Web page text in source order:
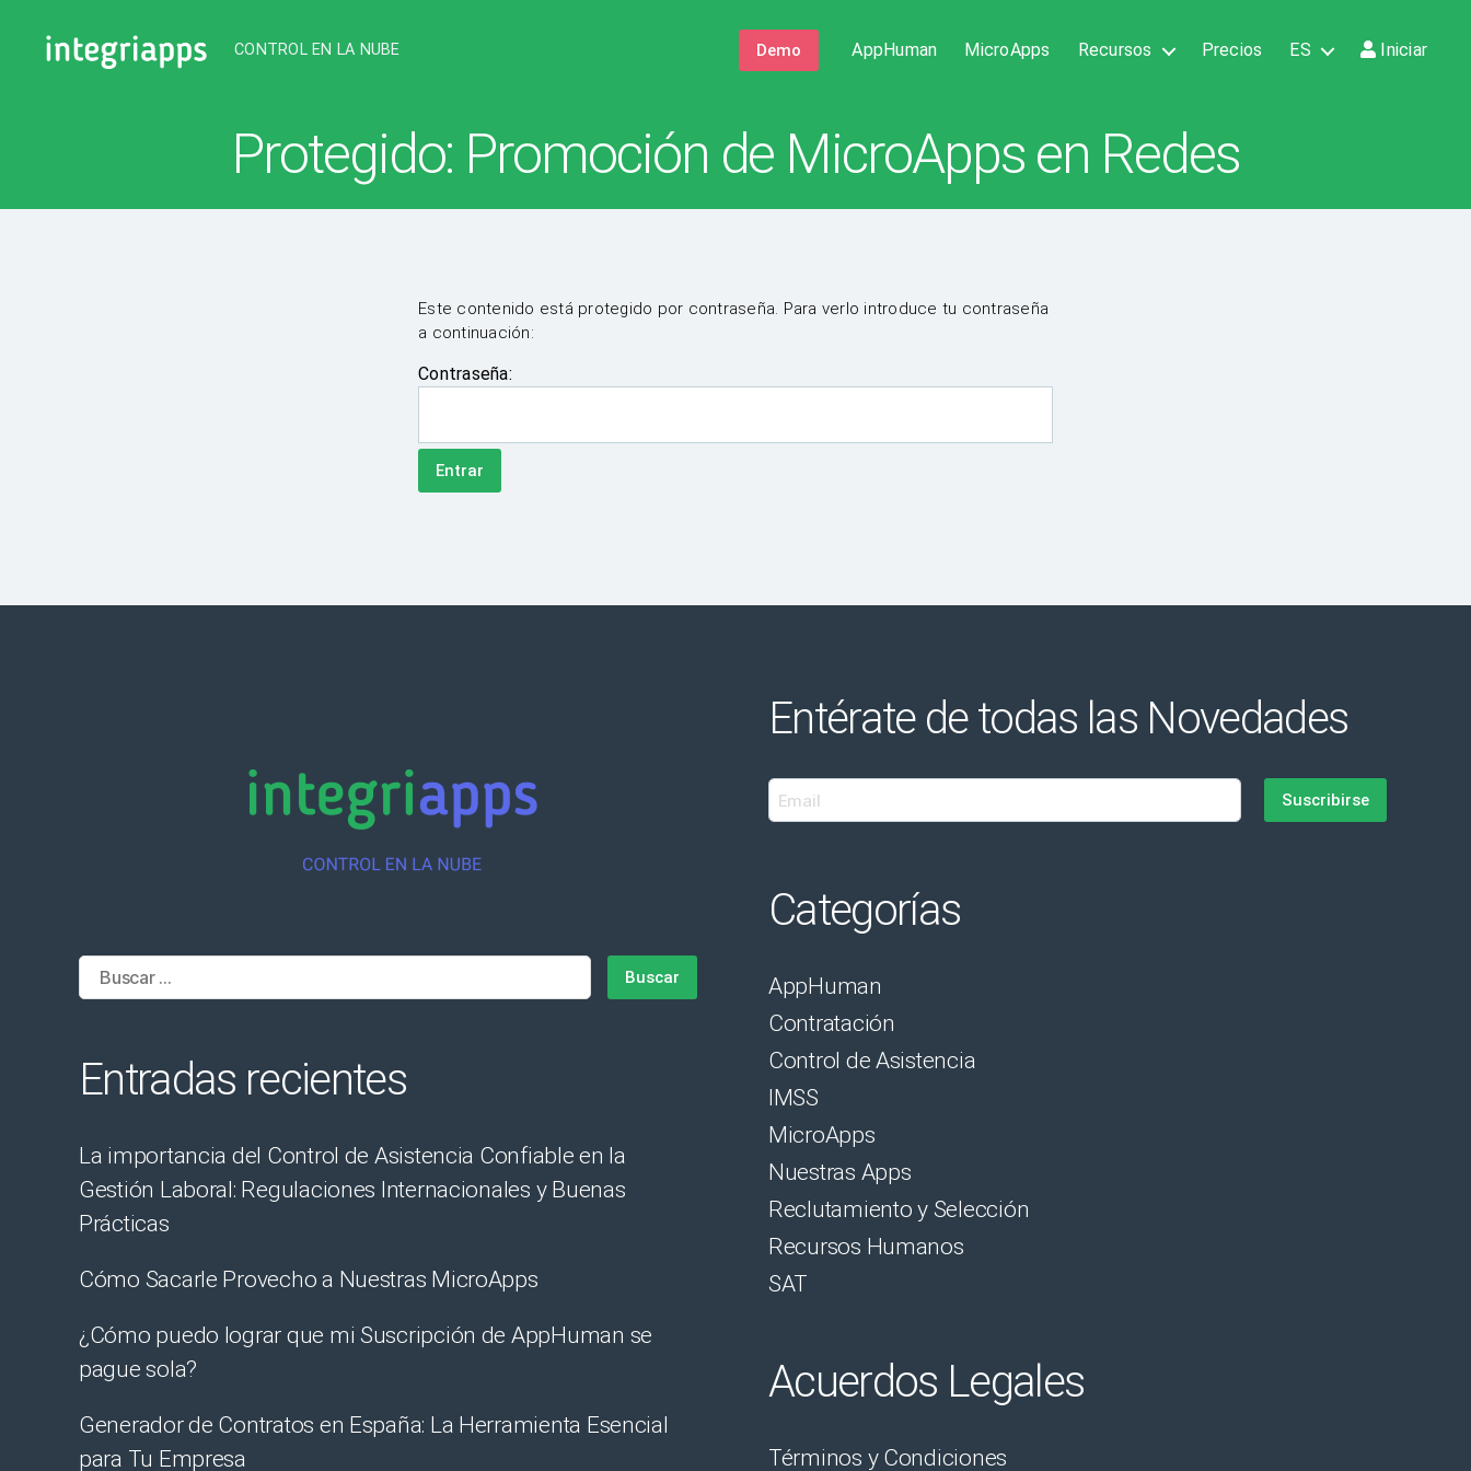
CONTROL EN LA NUBE Demo AppHuman MicroApps Recursos Precios ES Iniciar
Protegido: Promoción de MicroApps en Redes
Este contenido está protegido por contraseña. Para verlo introduce tu contraseña
a continuación:
Contraseña:
Buscar:
Entradas recientes
La importancia del Control de Asistencia Confiable en la
Gestión Laboral: Regulaciones Internacionales y Buenas
Prácticas
Cómo Sacarle Provecho a Nuestras MicroApps
¿Cómo puedo lograr que mi Suscripción de AppHuman se
pague sola?
Generador de Contratos en España: La Herramienta Esencial
para Tu Empresa
Entérate de todas las Novedades
Categorías
AppHuman
Contratación
Control de Asistencia
IMSS
MicroApps
Nuestras Apps
Reclutamiento y Selección
Recursos Humanos
SAT
Acuerdos Legales
Términos y Condiciones